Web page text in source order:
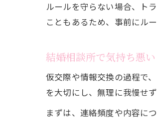
ルールを守らない場合、ト
こともあるため、事前にル
結婚相談所で気持ち悪
仮交際や情報交換の過程で
を大切にし、無理に我慢せ
まずは、連絡頻度や内容に